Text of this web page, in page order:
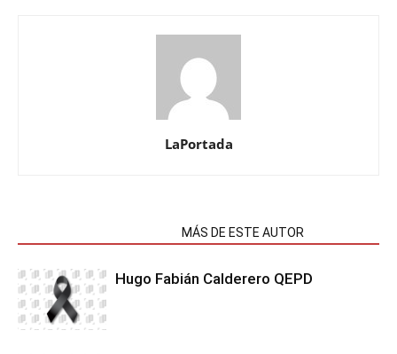
LaPortada
MÁS DE ESTE AUTOR
Hugo Fabián Calderero QEPD